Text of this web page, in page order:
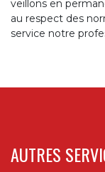
veillons en
au respect des
service notre
AUTRES